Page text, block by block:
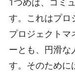
す。これはプロ
プロジェクトマ
ーとも、円滑な
す。そのために